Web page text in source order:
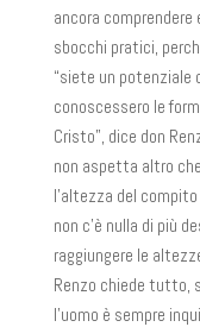
ancora
sbocchi pratici,
“siete un potenziale
conoscessero le
Cristo”, dice don
non aspetta altro
l’altezza del
non c’è nulla di più
raggiungere le
Renzo chiede tutto,
l’uomo è sempre